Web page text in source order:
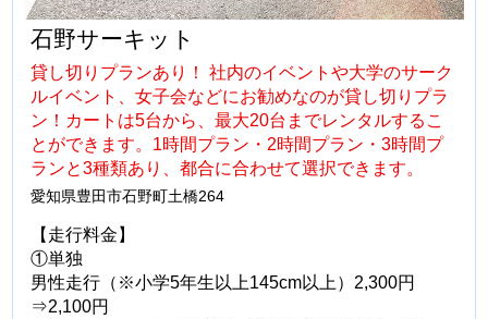
石野サーキット
貸し切りプランあり！ 社内のイベントや大学のサーク
ルイベント、女子会などにお勧めなのが貸し切りプラ
ン！カートは5台から、最大20台までレンタルするこ
とができます。1時間プラン・2時間プラン・3時間プ
ランと3種類あり、都合に合わせて選択できます。
愛知県豊田市石野町土橋264
【走行料金】
①単独
男性走行（※小学5年生以上145cm以上）2,300円
⇒2,100円